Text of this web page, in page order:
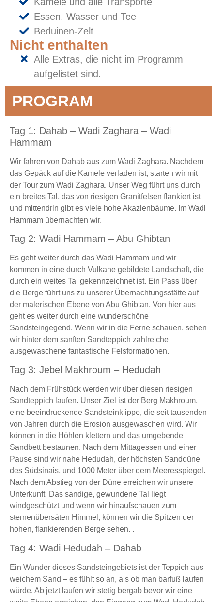
Essen, Wasser und Tee
Beduinen-Zelt
Nicht enthalten
Alle Extras, die nicht im Programm
aufgelistet sind.
PROGRAM
Tag 1: Dahab – Wadi Zaghara – Wadi
Hammam
Wir fahren von Dahab aus zum Wadi Zaghara. Nachdem
das Gepäck auf die Kamele verladen ist, starten wir mit
der Tour zum Wadi Zaghara. Unser Weg führt uns durch
ein breites Tal, das von riesigen Granitfelsen flankiert ist
und mittendrin gibt es viele hohe Akazienbäume. Im Wadi
Hammam übernachten wir.
Tag 2: Wadi Hammam – Abu Ghibtan
Es geht weiter durch das Wadi Hammam und wir
kommen in eine durch Vulkane gebildete Landschaft, die
durch ein weites Tal gekennzeichnet ist. Ein Pass über
die Berge führt uns zu unserer Übernachtungsstätte auf
der malerischen Ebene von Abu Ghibtan. Von hier aus
geht es weiter durch eine wunderschöne
Sandsteingegend. Wenn wir in die Ferne schauen, sehen
wir hinter dem sanften Sandteppich zahlreiche
ausgewaschene fantastische Felsformationen.
Tag 3: Jebel Makhroum – Hedudah
Nach dem Frühstück werden wir über diesen riesigen
Sandteppich laufen. Unser Ziel ist der Berg Makhroum,
eine beeindruckende Sandsteinklippe, die seit tausenden
von Jahren durch die Erosion ausgewaschen wird. Wir
können in die Höhlen klettern und das umgebende
Sandbett bestaunen. Nach dem Mittagessen und einer
Pause sind wir nahe Hedudah, der höchsten Sanddüne
des Südsinais, und 1000 Meter über dem Meeresspiegel.
Nach dem Abstieg von der Düne erreichen wir unsere
Unterkunft. Das sandige, gewundene Tal liegt
windgeschützt und wenn wir hinaufschauen zum
sternenübersäten Himmel, können wir die Spitzen der
hohen, flankierenden Berge sehen. .
Tag 4: Wadi Hedudah – Dahab
Ein Wunder dieses Sandsteingebiets ist der Teppich aus
weichem Sand – es fühlt so an, als ob man barfuß laufen
würde. Ab jetzt laufen wir stetig bergab bevor wir eine